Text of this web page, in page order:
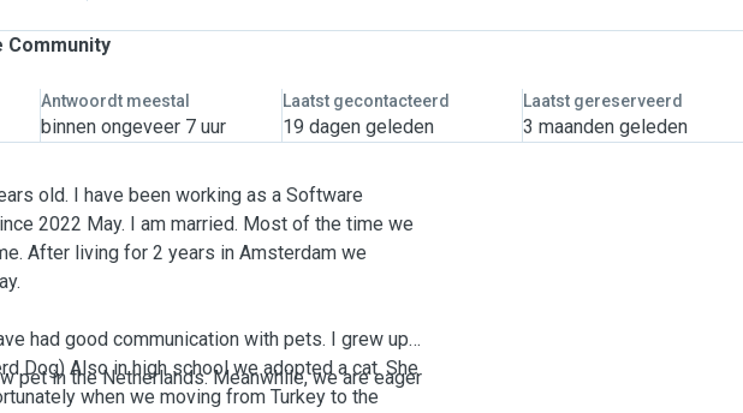
Community
Antwoordt meestal
binnen ongeveer 7 uur
Laatst gecontacteerd
19 dagen geleden
Laatst gereserveerd
3 maanden geleden
old. I have been working as a Software
2022 May. I am married. Most of the time we
After living for 2 years in Amsterdam we
had good communication with pets. I grew up
Dog) Also in high school we adopted a cat. She
when we moving from Turkey to the
pet in the Netherlands. Meanwhile, we are eager